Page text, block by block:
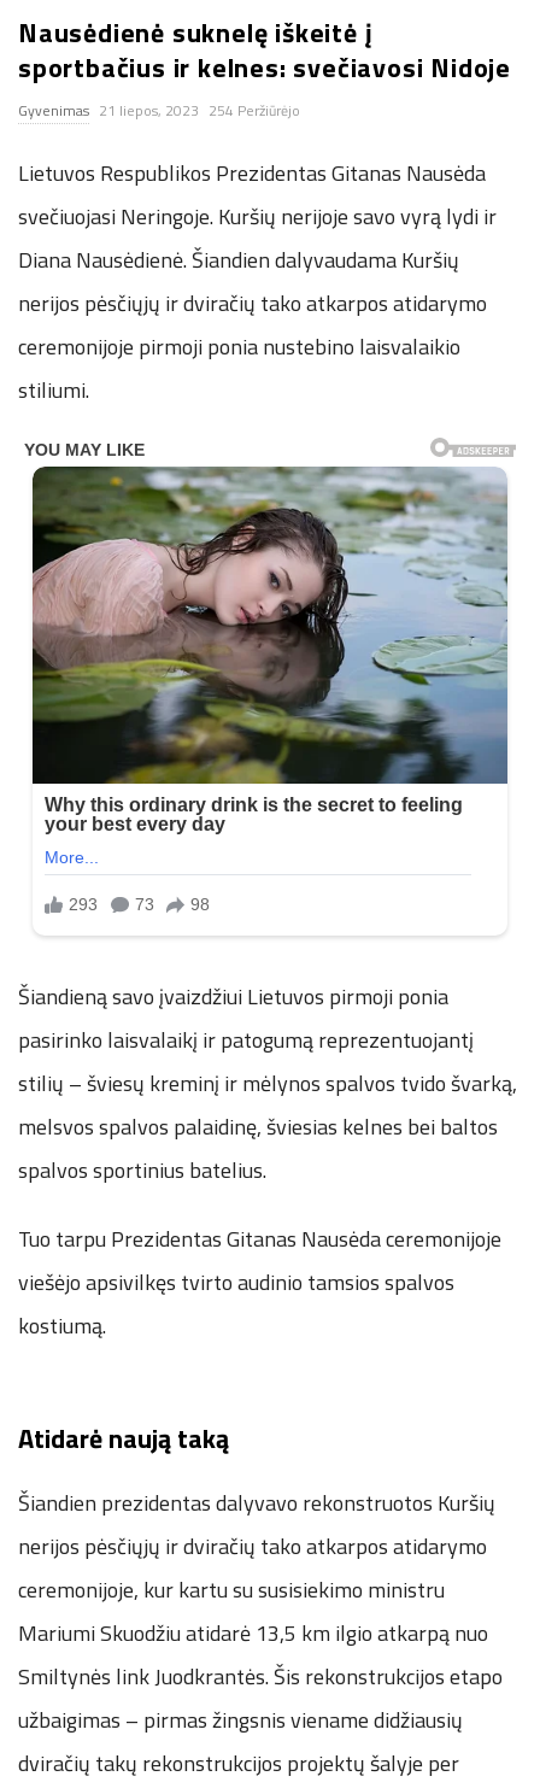
n
.
n
e
t
Nausėdienė suknelę iškeitė į
sportbačius ir kelnes: svečiavosi Nidoje
Gyvenimas 21 liepos, 2023 254 Peržiūrėjo
Lietuvos Respublikos Prezidentas Gitanas Nausėda
svečiuojasi Neringoje. Kuršių nerijoje savo vyrą lydi ir
Diana Nausėdienė. Šiandien dalyvaudama Kuršių
nerijos pėsčiųjų ir dviračių tako atkarpos atidarymo
ceremonijoje pirmoji ponia nustebino laisvalaikio
stiliumi.
Šiandieną savo įvaizdžiui Lietuvos pirmoji ponia
pasirinko laisvalaikį ir patogumą reprezentuojantį
stilių – šviesų kreminį ir mėlynos spalvos tvido švarką,
melsvos spalvos palaidinę, šviesias kelnes bei baltos
spalvos sportinius batelius.
Tuo tarpu Prezidentas Gitanas Nausėda ceremonijoje
viešėjo apsivilkęs tvirto audinio tamsios spalvos
kostiumą.
Atidarė naują taką
Šiandien prezidentas dalyvavo rekonstruotos Kuršių
nerijos pėsčiųjų ir dviračių tako atkarpos atidarymo
ceremonijoje, kur kartu su susisiekimo ministru
Mariumi Skuodžiu atidarė 13,5 km ilgio atkarpą nuo
Smiltynės link Juodkrantės. Šis rekonstrukcijos etapo
užbaigimas – pirmas žingsnis viename didžiausių
dviračių takų rekonstrukcijos projektų šalyje per